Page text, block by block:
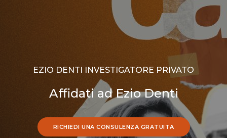
EZIO DENTI INVESTIGATORE PRIVATO
Affidati ad Ezio Denti
RICHIEDI UNA CONSULENZA GRATUITA